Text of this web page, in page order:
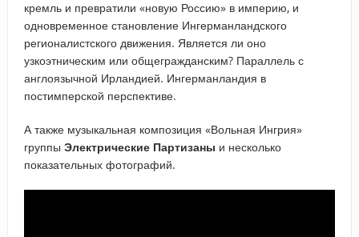
кремль и превратили «новую Россию» в империю, и
одновременное становление Ингерманландского
регионалистского движения. Является ли оно
узкоэтническим или общегражданским? Параллель с
англоязычной Ирландией. Ингерманландия в
постимперской перспективе.
А также музыкальная композиция «Вольная Ингрия»
группы Электрические Партизаны и несколько
показательных фотографий.